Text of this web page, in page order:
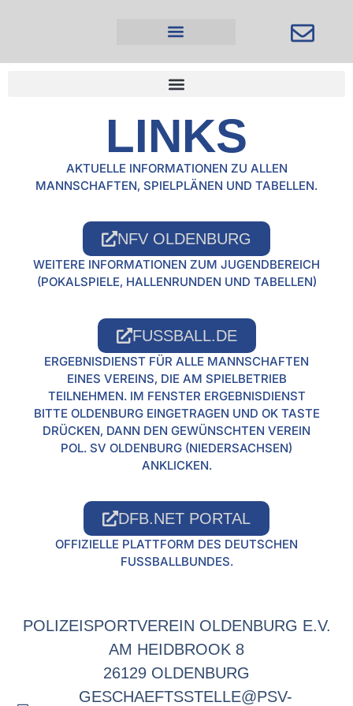
LINKS
AKTUELLE INFORMATIONEN ZU ALLEN
MANNSCHAFTEN, SPIELPLÄNEN UND TABELLEN.
NFV OLDENBURG
WEITERE INFORMATIONEN ZUM JUGENDBEREICH
(POKALSPIELE, HALLENRUNDEN UND TABELLEN)
FUSSBALL.DE
ERGEBNISDIENST FÜR ALLE MANNSCHAFTEN
EINES VEREINS, DIE AM SPIELBETRIEB
TEILNEHMEN. IM FENSTER ERGEBNISDIENST
BITTE OLDENBURG EINGETRAGEN UND OK TASTE
DRÜCKEN, DANN DEN GEWÜNSCHTEN VEREIN
POL. SV OLDENBURG (NIEDERSACHSEN)
ANKLICKEN.
DFB.NET PORTAL
OFFIZIELLE PLATTFORM DES DEUTSCHEN
FUSSBALLBUNDES.
POLIZEISPORTVEREIN OLDENBURG E.V.
AM HEIDBROOK 8
26129 OLDENBURG
GESCHAEFTSSTELLE@PSV-